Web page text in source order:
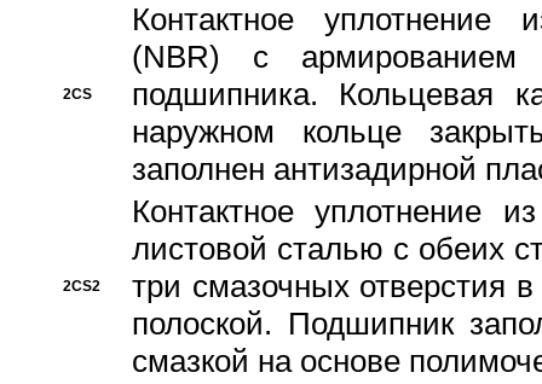
2CS
Контактное уплотнение
(NBR) с
подшипника. Кольцевая
наружном кольце
заполнен антизадирной
2CS2
Контактное уплотнение
листовой сталью с обеих
три смазочных отверстия
полоской. Подшипник
смазкой на основе